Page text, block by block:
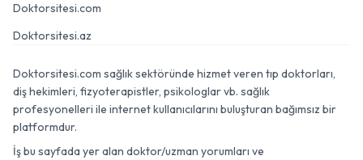
Doktorsitesi.com
Doktorsitesi.az
Doktorsitesi.com sağlık sektöründe hizmet veren tıp doktorları,
diş hekimleri, fizyoterapistler, psikologlar vb. sağlık
profesyonelleri ile internet kullanıcılarını buluşturan bağımsız bir
platformdur.
İş bu sayfada yer alan doktor/uzman yorumları ve